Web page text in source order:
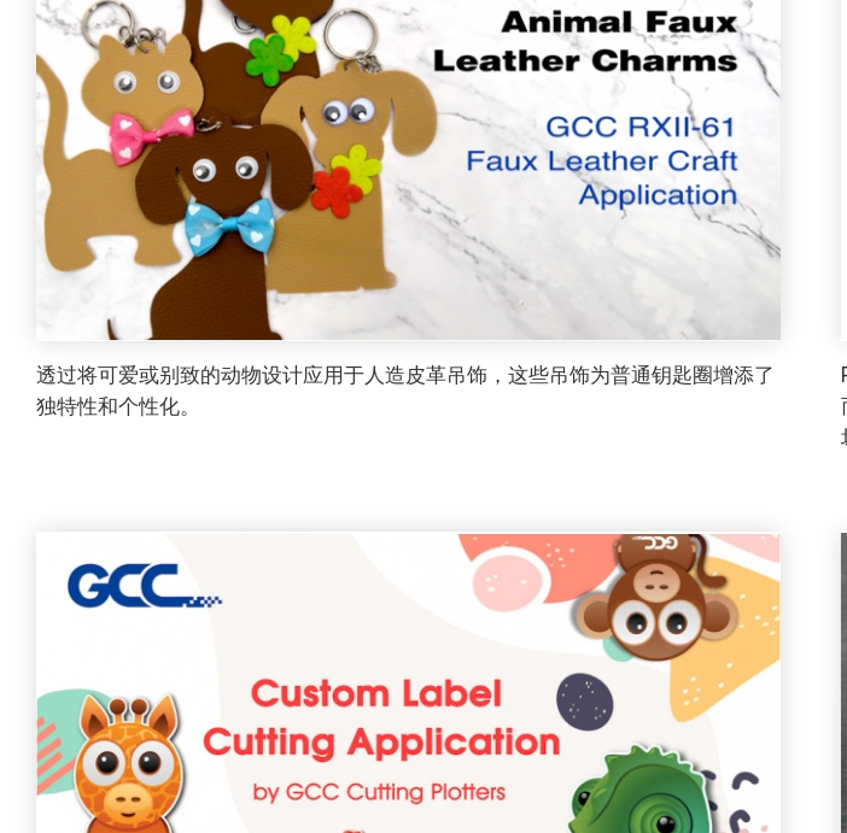
透过将可爱或别致的动物设计应用于人造皮革吊饰，这些吊饰为普通钥匙圈增添了
独特性和个性化。